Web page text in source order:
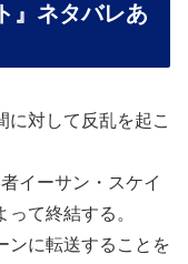
』ネタバレあ
に対して反乱を起こ
イーサン・スケイ
って終結する。
ンに転送することを